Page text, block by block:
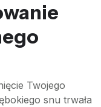
Twojego
snu trwała